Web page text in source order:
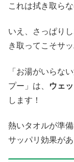
これは拭き取ら
いえ、さっぱり
き取ってこそサ
「お湯がいらな
プー」は、
ウェ
します！
熱いタオルが準
サッパリ効果が